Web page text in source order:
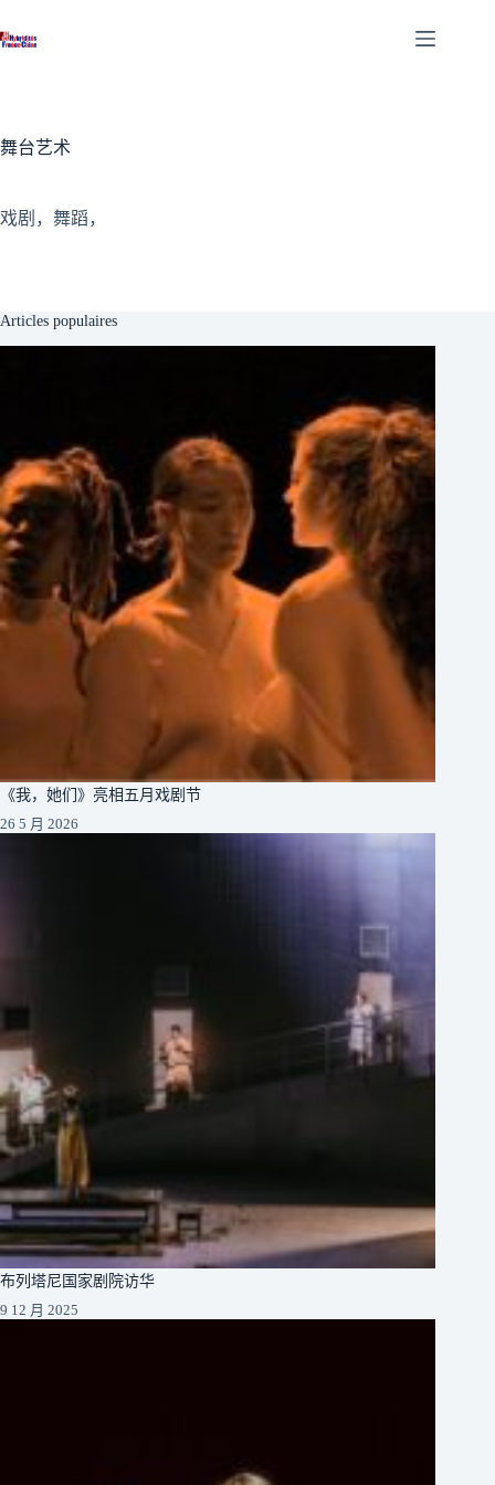
至
舞台艺术
戏剧，舞蹈，
Articles populaires
《我，她们》亮相五月戏剧节
26 5 月 2026
布列塔尼国家剧院访华
9 12 月 2025